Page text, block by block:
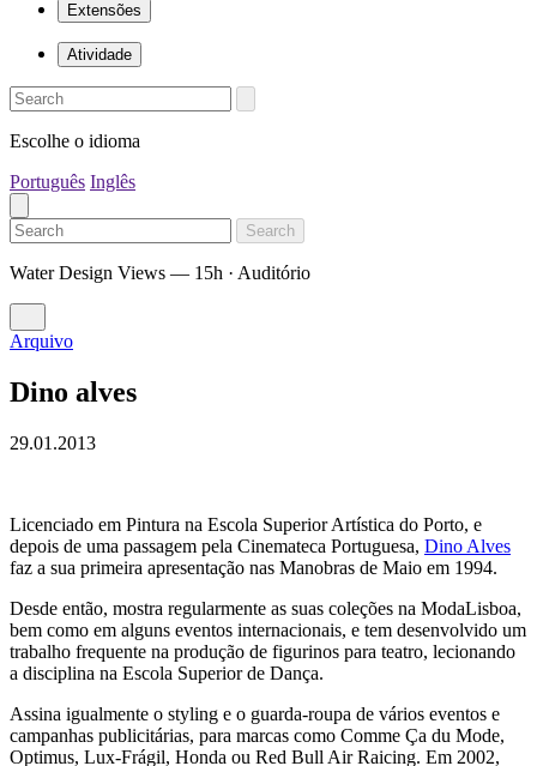
Extensões
Atividade
Escolhe o idioma
Português Inglês
Search
Water Design Views — 15h · Auditório
Arquivo
Dino alves
29.01.2013
Licenciado em Pintura na Escola Superior Artística do Porto, e
depois de uma passagem pela Cinemateca Portuguesa, Dino Alves
faz a sua primeira apresentação nas Manobras de Maio em 1994.
Desde então, mostra regularmente as suas coleções na ModaLisboa,
bem como em alguns eventos internacionais, e tem desenvolvido um
trabalho frequente na produção de figurinos para teatro, lecionando
a disciplina na Escola Superior de Dança.
Assina igualmente o styling e o guarda-roupa de vários eventos e
campanhas publicitárias, para marcas como Comme Ça du Mode,
Optimus, Lux-Frágil, Honda ou Red Bull Air Raicing. Em 2002,